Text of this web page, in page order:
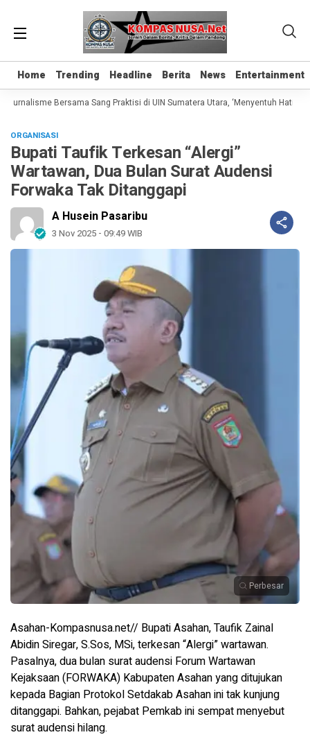
Home Trending Headline Berita News Entertainment
Home Trending Headline Berita News Entertainment
Bersama Sang Praktisi di UIN Sumatera Utara, ‘Menyentuh Hati
ORGANISASI
Bupati Taufik Terkesan “Alergi”
Wartawan, Dua Bulan Surat Audensi
Forwaka Tak Ditanggapi
A Husein Pasaribu
3 Nov 2025 - 09:49 WIB
Perbesar
Asahan-Kompasnusa.net// Bupati Asahan, Taufik Zainal
Abidin Siregar, S.Sos, MSi, terkesan “Alergi” wartawan.
Pasalnya, dua bulan surat audensi Forum Wartawan
Kejaksaan (FORWAKA) Kabupaten Asahan yang ditujukan
kepada Bagian Protokol Setdakab Asahan ini tak kunjung
ditanggapi. Bahkan, pejabat Pemkab ini sempat menyebut
surat audensi hilang.